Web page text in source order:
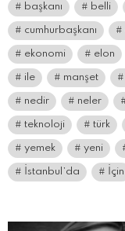
başkanı belli
cumhurbaşkanı
ekonomi elon
ile manşet
nedir neler
teknoloji türk
yemek yeni
İstanbul’da İçin